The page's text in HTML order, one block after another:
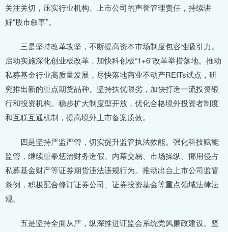
关注关切，压实行业机构、上市公司的声誉管理责任，持续讲
好“股市叙事”。
三是坚持改革攻坚，不断提高资本市场制度包容性吸引力。
启动实施深化创业板改革，加快科创板“1+6”改革举措落地。推动
私募基金行业高质量发展，尽快落地商业不动产REITs试点，研
究推出新的重点期货品种。坚持扶优限劣，加快打造一流投资银
行和投资机构。稳步扩大制度型开放，优化合格境外投资者制度
和互联互通机制，提高境外上市备案质效。
四是坚持严监严管，切实提升监管执法效能。强化科技赋能
监管，继续重拳惩治财务造假、内幕交易、市场操纵、挪用侵占
私募基金财产等证券期货违法违规行为。推动出台上市公司监管
条例，积极配合修订证券公司、证券投资基金等重点领域法律法
规。
五是坚持全面从严，纵深推进证监会系统党风廉政建设。坚